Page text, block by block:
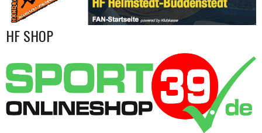
HF SHOP